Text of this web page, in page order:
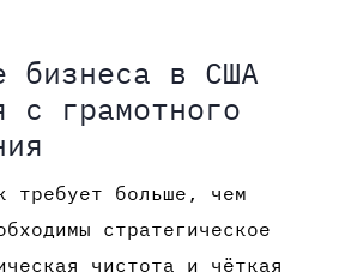
бизнеса в США
с грамотного
требует больше, чем
стратегическое
чистота и чёткая